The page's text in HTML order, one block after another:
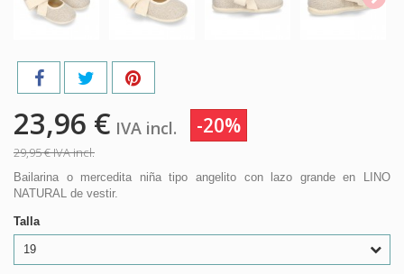
23,96 € IVA incl. -20%
29,95 €IVA incl.
Bailarina o mercedita niña tipo angelito con lazo grande en LINO
NATURAL de vestir.
Talla
19